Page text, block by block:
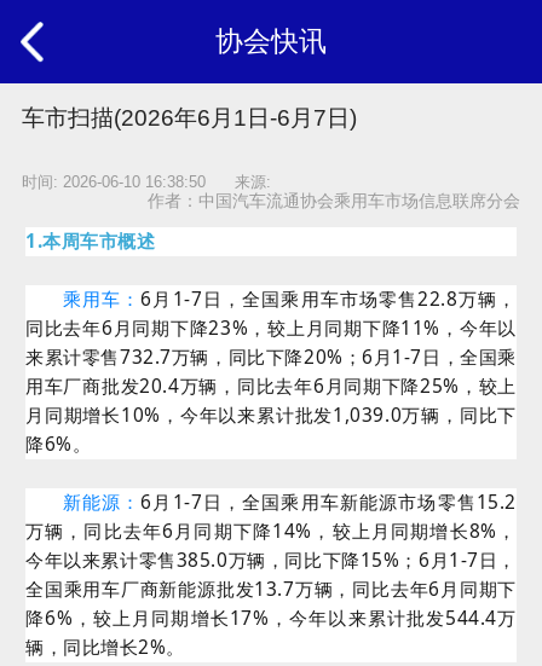
协会快讯
车市扫描(2026年6月1日-6月7日)
时间: 2026-06-10 16:38:50 来源:
作者：中国汽车流通协会乘用车市场信息联席分会
1.本周车市概述
乘用车：6月1-7日，全国乘用车市场零售22.8万辆，
同比去年6月同期下降23%，较上月同期下降11%，今年以
来累计零售732.7万辆，同比下降20%；6月1-7日，全国乘
用车厂商批发20.4万辆，同比去年6月同期下降25%，较上
月同期增长10%，今年以来累计批发1,039.0万辆，同比下
降6%。
新能源：6月1-7日，全国乘用车新能源市场零售15.2
万辆，同比去年6月同期下降14%，较上月同期增长8%，
今年以来累计零售385.0万辆，同比下降15%；6月1-7日，
全国乘用车厂商新能源批发13.7万辆，同比去年6月同期下
降6%，较上月同期增长17%，今年以来累计批发544.4万
辆，同比增长2%。